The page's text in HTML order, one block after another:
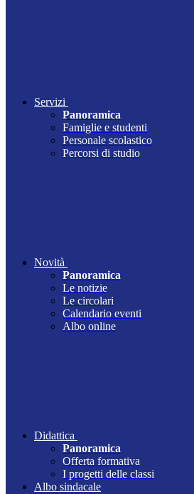
Servizi
Panoramica
Famiglie e studenti
Personale scolastico
Percorsi di studio
Novità
Panoramica
Le notizie
Le circolari
Calendario eventi
Albo online
Didattica
Panoramica
Offerta formativa
I progetti delle classi
Albo sindacale